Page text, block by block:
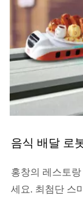
음식 배달 로
홍창의 레스토
세요. 최첨단 스